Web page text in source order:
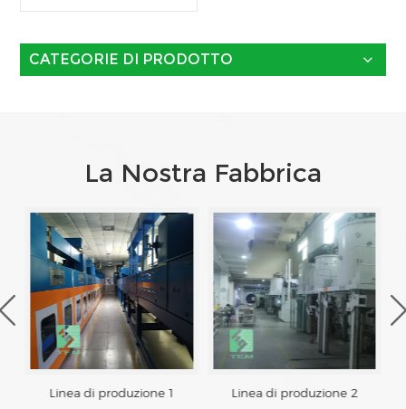
CATEGORIE DI PRODOTTO
La Nostra Fabbrica
Linea di produzione 1 Linea di produzione 2